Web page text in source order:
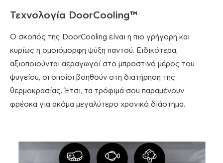
Τεχνολογία DoorCooling™
Ο σκοπός της DoorCooling είναι η πιο γρήγορη και
κυρίως η ομοιόμορφη ψύξη παντού. Ειδικότερα,
αξιοποιούνται αεραγωγοί στο μπροστινό μέρος του
ψυγείου, οι οποίοι βοηθούν στη διατήρηση της
θερμοκρασίας. Έτσι, τα τρόφιμά σου παραμένουν
φρέσκα για ακόμα μεγαλύτερο χρονικό διάστημα.